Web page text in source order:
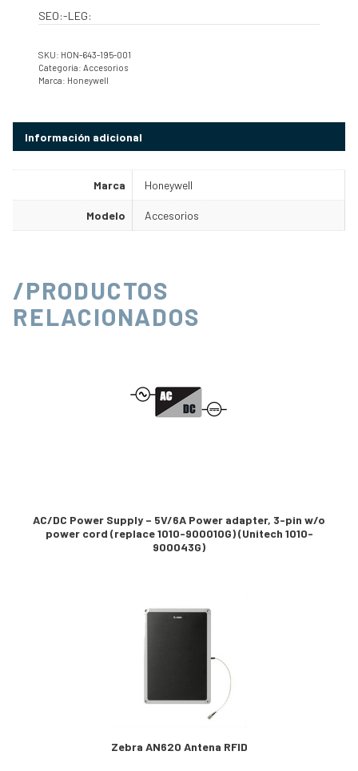
SEO:-LEG:
SKU: HON-643-195-001
Categoría: Accesorios
Marca: Honeywell
Información adicional
Marca Honeywell
Modelo Accesorios
/PRODUCTOS
RELACIONADOS
AC/DC Power Supply – 5V/6A Power adapter, 3-pin w/o
power cord (replace 1010-900010G) (Unitech 1010-
900043G)
Zebra AN620 Antena RFID